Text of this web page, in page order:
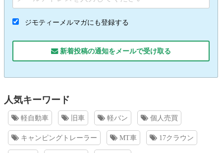
ジモティーメルマガにも登録する
新着投稿の通知をメールで受け取る
人気キーワード
軽自動車 旧車 軽バン 個人売買
キャンピングトレーラー MT車 17クラウン